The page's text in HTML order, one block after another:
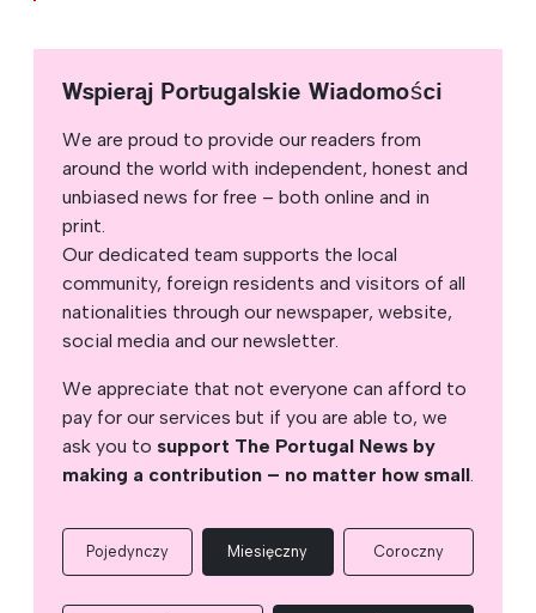
Wspieraj Portugalskie Wiadomości
We are proud to provide our readers from
around the world with independent, honest and
unbiased news for free – both online and in
print.
Our dedicated team supports the local
community, foreign residents and visitors of all
nationalities through our newspaper, website,
social media and our newsletter.
We appreciate that not everyone can afford to
pay for our services but if you are able to, we
ask you to support The Portugal News by
making a contribution – no matter how small
Pojedynczy Miesięczny Coroczny